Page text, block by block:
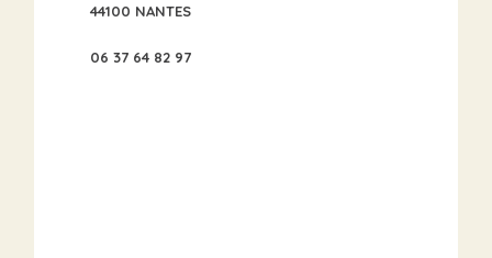
44100 NANTES
06 37 64 82 97